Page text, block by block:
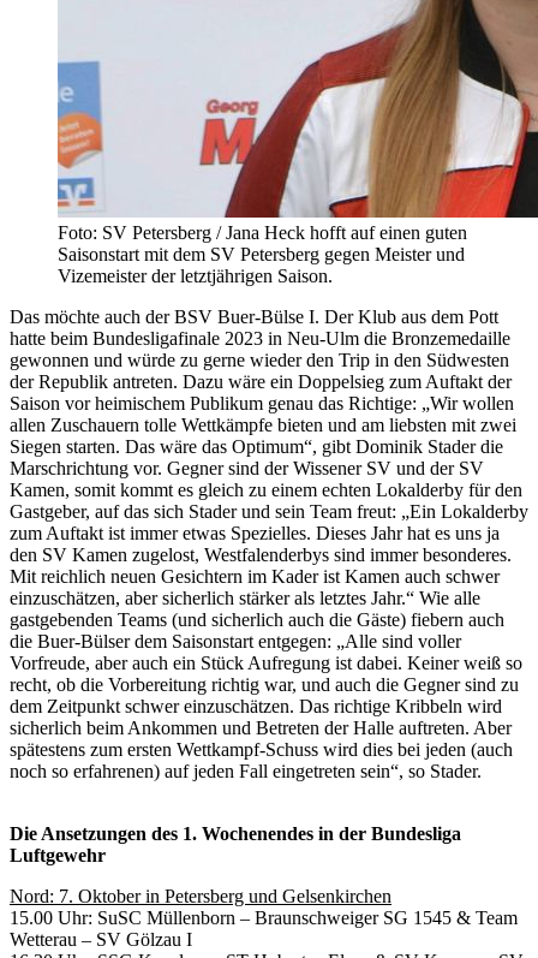
Foto: SV Petersberg / Jana Heck hofft auf einen guten
Saisonstart mit dem SV Petersberg gegen Meister und
Vizemeister der letztjährigen Saison.
Das möchte auch der BSV Buer-Bülse I. Der Klub aus dem Pott
hatte beim Bundesligafinale 2023 in Neu-Ulm die Bronzemedaille
gewonnen und würde zu gerne wieder den Trip in den Südwesten
der Republik antreten. Dazu wäre ein Doppelsieg zum Auftakt der
Saison vor heimischem Publikum genau das Richtige: „Wir wollen
allen Zuschauern tolle Wettkämpfe bieten und am liebsten mit zwei
Siegen starten. Das wäre das Optimum“, gibt Dominik Stader die
Marschrichtung vor. Gegner sind der Wissener SV und der SV
Kamen, somit kommt es gleich zu einem echten Lokalderby für den
Gastgeber, auf das sich Stader und sein Team freut: „Ein Lokalderby
zum Auftakt ist immer etwas Spezielles. Dieses Jahr hat es uns ja
den SV Kamen zugelost, Westfalenderbys sind immer besonderes.
Mit reichlich neuen Gesichtern im Kader ist Kamen auch schwer
einzuschätzen, aber sicherlich stärker als letztes Jahr.“ Wie alle
gastgebenden Teams (und sicherlich auch die Gäste) fiebern auch
die Buer-Bülser dem Saisonstart entgegen: „Alle sind voller
Vorfreude, aber auch ein Stück Aufregung ist dabei. Keiner weiß so
recht, ob die Vorbereitung richtig war, und auch die Gegner sind zu
dem Zeitpunkt schwer einzuschätzen. Das richtige Kribbeln wird
sicherlich beim Ankommen und Betreten der Halle auftreten. Aber
spätestens zum ersten Wettkampf-Schuss wird dies bei jeden (auch
noch so erfahrenen) auf jeden Fall eingetreten sein“, so Stader.
Die Ansetzungen des 1. Wochenendes in der Bundesliga
Luftgewehr
Nord: 7. Oktober in Petersberg und Gelsenkirchen
15.00 Uhr: SuSC Müllenborn – Braunschweiger SG 1545 & Team
Wetterau – SV Gölzau I